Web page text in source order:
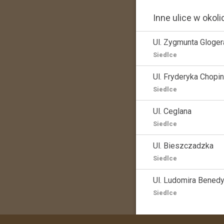
Inne ulice w
Ul. Zygmunta
Siedlce
Ul. Fryderyka
Siedlce
Ul. Ceglana
Siedlce
Ul. Bieszczadzka
Siedlce
Ul. Ludomira
Siedlce